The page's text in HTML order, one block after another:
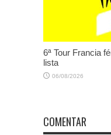
6ª Tour Francia
lista
06/08/2026
COMENTAR